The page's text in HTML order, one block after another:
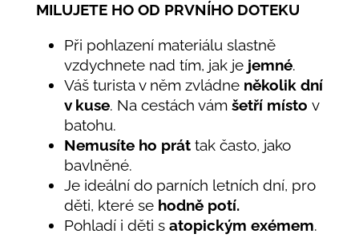
MILUJETE HO OD PRVNÍHO DOTEKU
Při pohlazení materiálu slastně
vzdychnete nad tím, jak je jemné.
Váš turista v něm zvládne několik dní
v kuse. Na cestách vám šetří místo v
batohu.
Nemusíte ho prát tak často, jako
bavlněné.
Je ideální do parních letních dní, pro
děti, které se hodně potí.
Pohladí i děti s atopickým exémem.